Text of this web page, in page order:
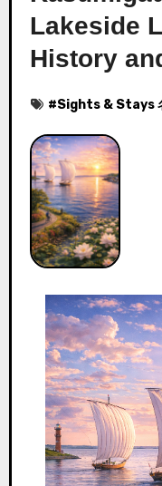
Lakeside
History
#Sights & Stays